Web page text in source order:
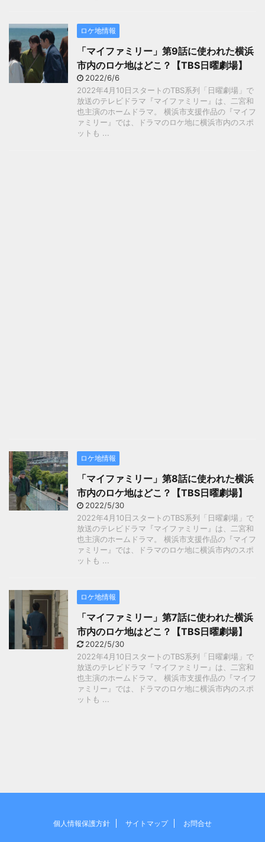
ロケ地情報
「マイファミリー」第9話に使われた横浜
市内のロケ地はどこ？【TBS日曜劇場】
2022/6/6
2022年4月10日スタートのTBS系列「日曜劇場」で
放送のテレビドラマ『マイファミリー』は、二宮和
也主演のホームドラマ。 横浜市支援作品の『マイフ
ァミリー』では、ドラマのロケ地に横浜市内のスポ
ットも ...
ロケ地情報
「マイファミリー」第8話に使われた横浜
市内のロケ地はどこ？【TBS日曜劇場】
2022/5/30
2022年4月10日スタートのTBS系列「日曜劇場」で
放送のテレビドラマ『マイファミリー』は、二宮和
也主演のホームドラマ。 横浜市支援作品の『マイフ
ァミリー』では、ドラマのロケ地に横浜市内のスポ
ットも ...
ロケ地情報
「マイファミリー」第7話に使われた横浜
市内のロケ地はどこ？【TBS日曜劇場】
2022/5/30
2022年4月10日スタートのTBS系列「日曜劇場」で
放送のテレビドラマ『マイファミリー』は、二宮和
也主演のホームドラマ。 横浜市支援作品の『マイフ
ァミリー』では、ドラマのロケ地に横浜市内のスポ
ットも ...
個人情報保護方針 サイトマップ お問合せ